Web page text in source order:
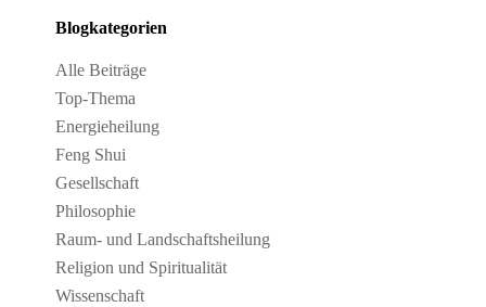
Blogkategorien
Alle Beiträge
Top-Thema
Energieheilung
Feng Shui
Gesellschaft
Philosophie
Raum- und Landschaftsheilung
Religion und Spiritualität
Wissenschaft